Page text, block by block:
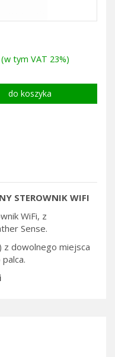
(w tym VAT 23%)
STEROWNIK WIFI
WiFi, z
Sense.
dowolnego miejsca